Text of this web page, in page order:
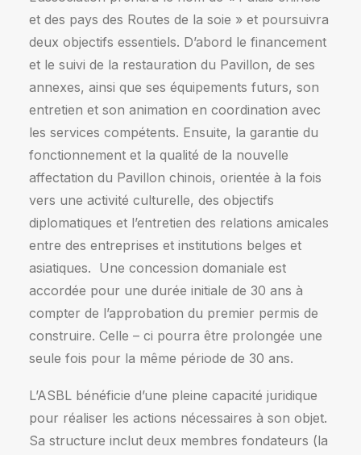
et des pays des Routes de la soie » et poursuivra
deux objectifs essentiels. D’abord le financement
et le suivi de la restauration du Pavillon, de ses
annexes, ainsi que ses équipements futurs, son
entretien et son animation en coordination avec
les services compétents. Ensuite, la garantie du
fonctionnement et la qualité de la nouvelle
affectation du Pavillon chinois, orientée à la fois
vers une activité culturelle, des objectifs
diplomatiques et l’entretien des relations amicales
entre des entreprises et institutions belges et
asiatiques. Une concession domaniale est
accordée pour une durée initiale de 30 ans à
compter de l’approbation du premier permis de
construire. Celle – ci pourra être prolongée une
seule fois pour la même période de 30 ans.
L’ASBL bénéficie d’une pleine capacité juridique
pour réaliser les actions nécessaires à son objet.
Sa structure inclut deux membres fondateurs (la